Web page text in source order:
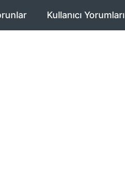
Kullanıcı Yorumları